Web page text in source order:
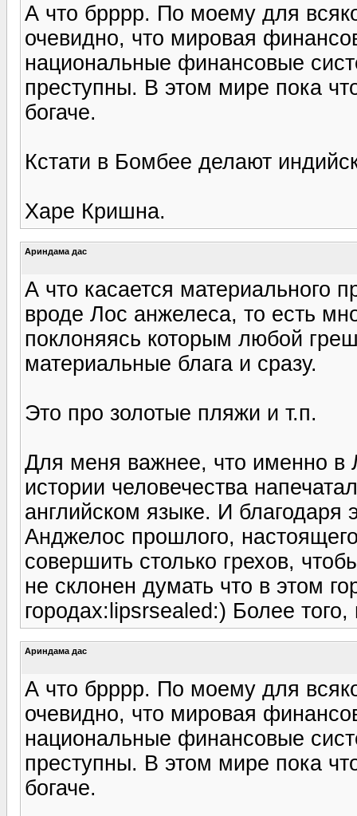
А что брррр. По моему для
очевидно, что мировая
национальные финансовые
преступны. В этом мире пока
богаче.
Кстати в Бомбее делают
Харе Кришна.
Ариндама дас
А что касается материального
вроде Лос анжелеса, то есть
поклоняясь которым любой
материальные блага и сразу.
Это про золотые пляжи и т.п.
Для меня важнее, что именно
истории человечества
английском языке. И благодаря
Анджелос прошлого,
совершить столько грехов,
не склонен думать что в этом
городах:lipsrsealed:) Более
Ариндама дас
А что брррр. По моему для
очевидно, что мировая
национальные финансовые
преступны. В этом мире пока
богаче.